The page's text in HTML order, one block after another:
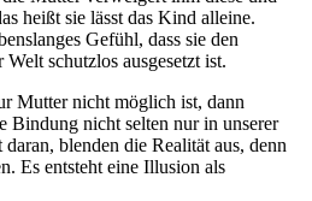
heißt sie lässt das Kind alleine.
Gefühl, dass sie den
schutzlos ausgesetzt ist.
Mutter nicht möglich ist, dann
Bindung nicht selten nur in unserer
blenden die Realität aus, denn
Es entsteht eine Illusion als